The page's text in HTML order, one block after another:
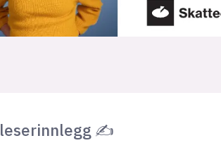
leserinnlegg ✍